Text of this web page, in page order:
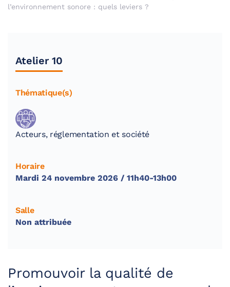
l’environnement sonore : quels leviers ?
Atelier 10
Thématique(s)
Acteurs, réglementation et société
Horaire
Mardi 24 novembre 2026 / 11h40-13h00
Salle
Non attribuée
Promouvoir la qualité de